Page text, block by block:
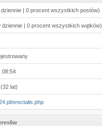
| 0 procent wszystkich postów)
dziennie | 0 procent wszystkich wątków)
08:54
lat)
erectalis.php